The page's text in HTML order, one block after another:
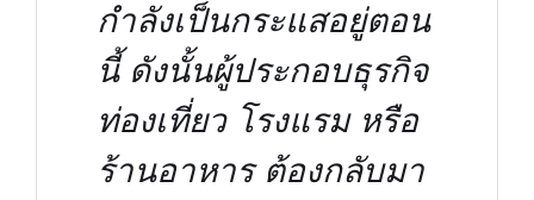
กำลังเป็นกระแสอยู่ตอน
นี้ ดังนั้นผู้ประกอบธุรกิจ
ท่องเที่ยว โรงแรม หรือ
ร้านอาหาร ต้องกลับมา